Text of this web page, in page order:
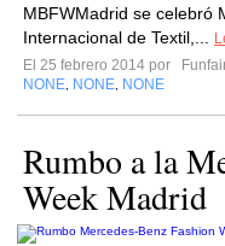
MBFWMadrid se celebró
Internacional de Textil,...
El 25 febrero 2014 por
NONE NONE NONE
Rumbo a la
Week Madrid